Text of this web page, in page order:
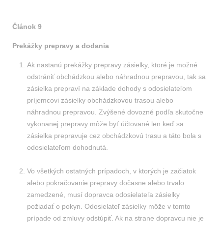
Článok 9
Prekážky prepravy a dodania
Ak nastanú prekážky prepravy zásielky, ktoré je možné
odstrániť obchádzkou alebo náhradnou prepravou, tak sa
zásielka prepraví na základe dohody s odosielateľom
príjemcovi zásielky obchádzkovou trasou alebo
náhradnou prepravou. Zvýšené dovozné podľa skutočne
vykonanej prepravy môže byť účtované len keď sa
zásielka prepravuje cez obchádzkovú trasu a táto bola s
odosielateľom dohodnutá.
Vo všetkých ostatných prípadoch, v ktorých je začiatok
alebo pokračovanie prepravy dočasne alebo trvalo
zamedzené, musí dopravca odosielateľa zásielky
požiadať o pokyn. Odosielateľ zásielky môže v tomto
prípade od zmluvy odstúpiť. Ak na strane dopravcu nie je